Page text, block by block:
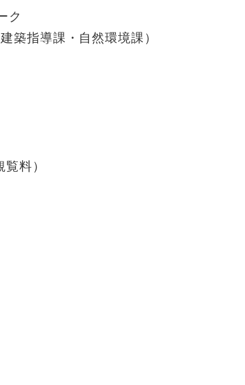
ク
築指導課・自然環境課）
料）